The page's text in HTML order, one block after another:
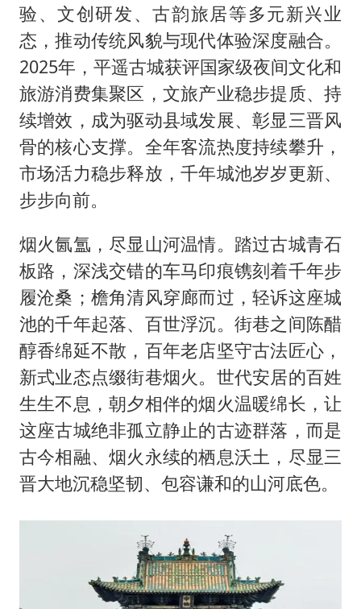
验、文创研发、古韵旅居等多元新兴业
态，推动传统风貌与现代体验深度融合。
2025年，平遥古城获评国家级夜间文化和
旅游消费集聚区，文旅产业稳步提质、持
续增效，成为驱动县域发展、彰显三晋风
骨的核心支撑。全年客流热度持续攀升，
市场活力稳步释放，千年城池岁岁更新、
步步向前。
烟火氤氲，尽显山河温情。踏过古城青石
板路，深浅交错的车马印痕镌刻着千年步
履沧桑；檐角清风穿廊而过，轻诉这座城
池的千年起落、百世浮沉。街巷之间陈醋
醇香绵延不散，百年老店坚守古法匠心，
新式业态点缀街巷烟火。世代安居的百姓
生生不息，朝夕相伴的烟火温暖绵长，让
这座古城绝非孤立静止的古迹群落，而是
古今相融、烟火永续的栖息沃土，尽显三
晋大地沉稳坚韧、包容谦和的山河底色。